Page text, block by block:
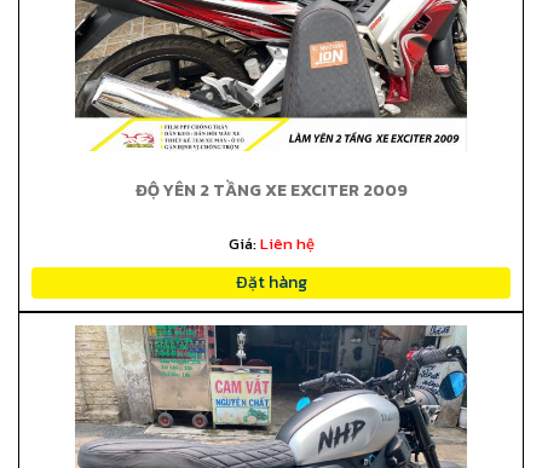
ĐỘ YÊN 2 TẦNG XE EXCITER 2009
Giá:Liên hệ
Đặt hàng